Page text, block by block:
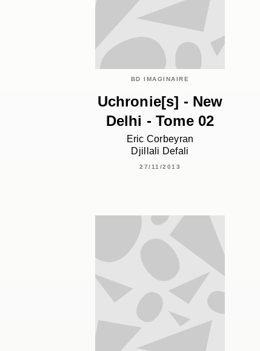
BD IMAGINAIRE
Uchronie[s] - New
Delhi - Tome 02
Eric Corbeyran
Djillali Defali
27/11/2013